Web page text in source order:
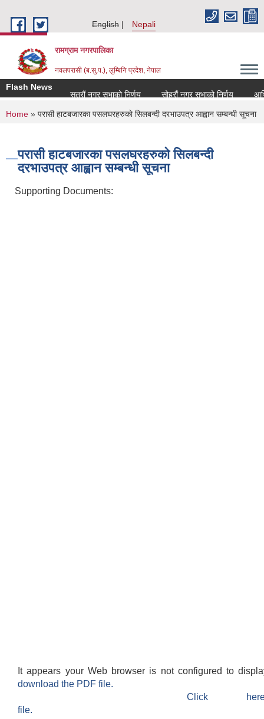
English
Nepali
रामग्राम नगरपालिका
नवलपरासी (ब.सु.प.), लुम्बिनि प्रदेश, नेपाल
Flash News
सत्रौं नगर सभाको निर्णय
सोह्रौं नगर सभाको निर्णय
You are here
Home » परासी हाटबजारका पसलघरहरुकाे सिलबन्दी दरभाउपत्र आह्वान सम्बन्धी सूचना
परासी हाटबजारका पसलघरहरुकाे सिलबन्दी
दरभाउपत्र आह्वान सम्बन्धी सूचना
Supporting Documents:
It appears your Web browser is not configured to
download the PDF file.
Click
file.